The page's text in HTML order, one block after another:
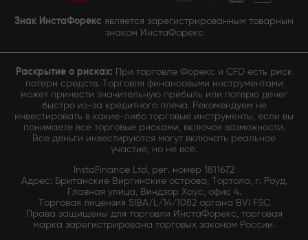
Знак ИнстаФорекс является зарегистрированным товарным
знаком ИнстаФорекс
Раскрытие о рисках: При торговле Форекс и CFD есть риск
потери средств. Торговля финансовыми инструментами
может принести значительную прибыль или потерю денег
быстро из-за кредитного плеча. Рекомендуем не
инвестировать в какие-либо торговые инструменты, если вы
понимаете все торговые рисками, включая возможности.
Все деньги инвестируются могут включать реальное
участие, но не всё.
InstaFinance Ltd, рег. номер 1811672
Адрес: Британские Виргинские острова, Тортола, г. Роуд,
Главная улица, Виндзор Хаус, офис 4.
Торговая лицензия SIBA/L/14/1082 органа BVI FSC
Права защищены для торговли ИнстаФорекс, торговая
марка зарегистрирована торговых законом России.